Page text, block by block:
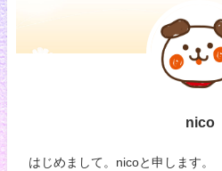
nico
はじめまして。nicoと申します。